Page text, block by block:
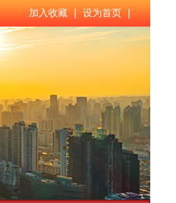
加入收藏 | 设为首页 |